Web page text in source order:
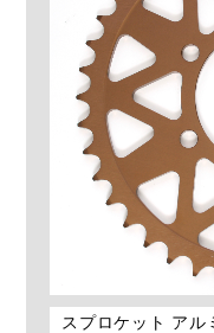
スプロケット ア